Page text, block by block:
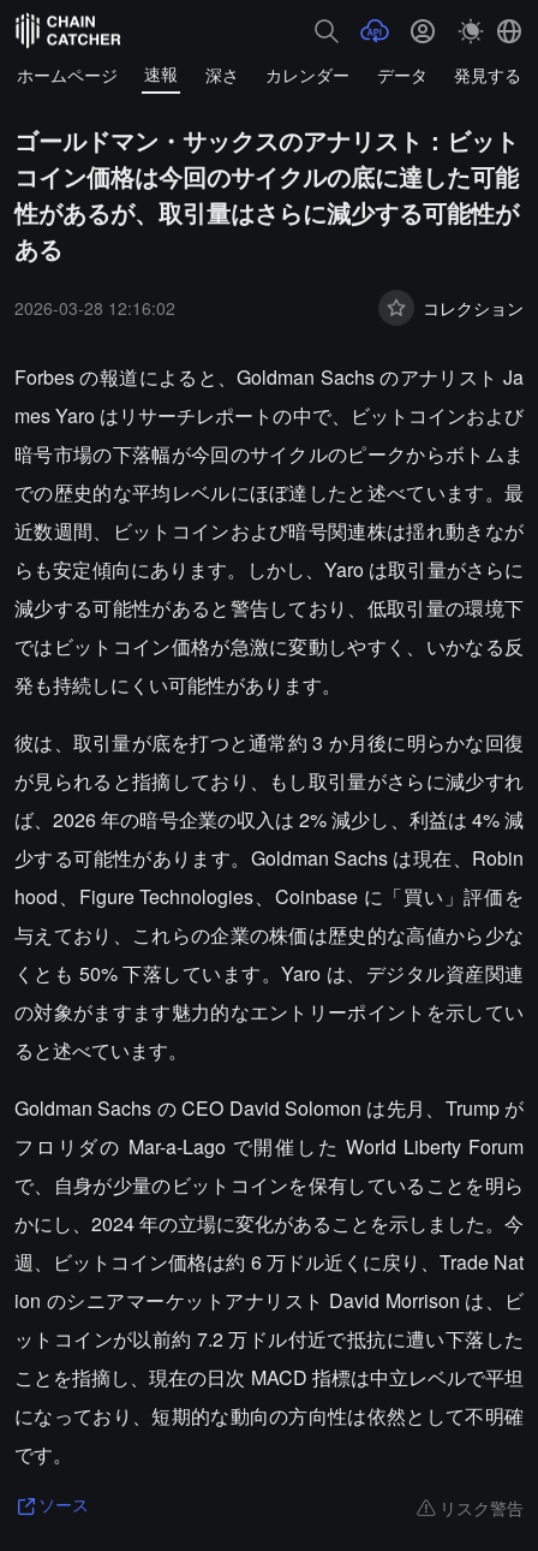
ホームページ 速報 深さ カレンダー データ 発見する
ゴールドマン・サックスのアナリスト：ビット
コイン価格は今回のサイクルの底に達した可能
性があるが、取引量はさらに減少する可能性が
ある
2026-03-28 12:16:02 コレクション
Forbes の報道によると、Goldman Sachs のアナリスト Ja
mes Yaro はリサーチレポートの中で、ビットコインおよび
暗号市場の下落幅が今回のサイクルのピークからボトムま
での歴史的な平均レベルにほぼ達したと述べています。最
近数週間、ビットコインおよび暗号関連株は揺れ動きなが
らも安定傾向にあります。しかし、Yaro は取引量がさらに
減少する可能性があると警告しており、低取引量の環境下
ではビットコイン価格が急激に変動しやすく、いかなる反
発も持続しにくい可能性があります。
彼は、取引量が底を打つと通常約 3 か月後に明らかな回復
が見られると指摘しており、もし取引量がさらに減少すれ
ば、2026 年の暗号企業の収入は 2% 減少し、利益は 4% 減
少する可能性があります。Goldman Sachs は現在、Robin
hood、Figure Technologies、Coinbase に「買い」評価を
与えており、これらの企業の株価は歴史的な高値から少な
くとも 50% 下落しています。Yaro は、デジタル資産関連
の対象がますます魅力的なエントリーポイントを示してい
ると述べています。
Goldman Sachs の CEO David Solomon は先月、Trump が
フロリダの Mar-a-Lago で開催した World Liberty Forum
で、自身が少量のビットコインを保有していることを明ら
かにし、2024 年の立場に変化があることを示しました。今
週、ビットコイン価格は約 6 万ドル近くに戻り、Trade Nat
ion のシニアマーケットアナリスト David Morrison は、ビ
ットコインが以前約 7.2 万ドル付近で抵抗に遭い下落した
ことを指摘し、現在の日次 MACD 指標は中立レベルで平坦
になっており、短期的な動向の方向性は依然として不明確
です。
ソース リスク警告